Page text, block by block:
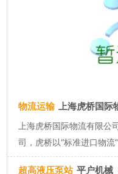
物流运输 上海虎桥国际
上海虎桥国际物流有限公
司，虎桥以“标准进口物流
流外包”卓越理念为使命
超高液压泵站 平户机械